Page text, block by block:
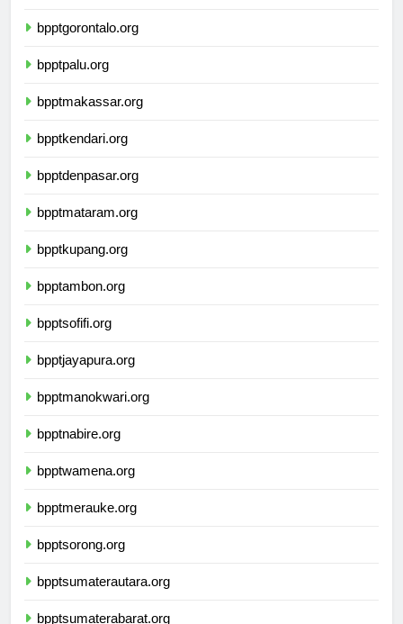
bpptgorontalo.org
bpptpalu.org
bpptmakassar.org
bpptkendari.org
bpptdenpasar.org
bpptmataram.org
bpptkupang.org
bpptambon.org
bpptsofifi.org
bpptjayapura.org
bpptmanokwari.org
bpptnabire.org
bpptwamena.org
bpptmerauke.org
bpptsorong.org
bpptsumaterautara.org
bpptsumaterabarat.org